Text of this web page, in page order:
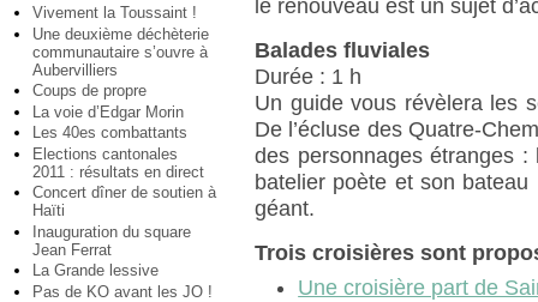
Vivement la Toussaint !
Une deuxième déchèterie
communautaire s’ouvre à
Aubervilliers
Coups de propre
La voie d’Edgar Morin
Les 40es combattants
Elections cantonales
2011 : résultats en direct
Concert dîner de soutien à
Haïti
Inauguration du square
Jean Ferrat
La Grande lessive
Pas de KO avant les JO !
le renouveau est un sujet
Balades fluviales
Durée : 1 h
Un guide vous révèlera les
De l’écluse des Quatre-
des personnages étranges :
batelier poète et son
géant.
Trois croisières sont
Une croisière part de